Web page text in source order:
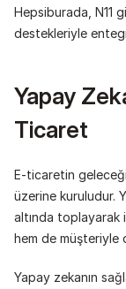
Hepsiburada, N11
destekleriyle
Yapay
Ticaret
E-ticaretin
üzerine kuruludur.
altında toplayarak
hem de müşteriyle
Yapay zekanın